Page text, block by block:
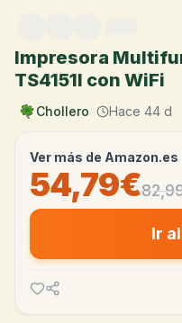
Impresora
TS4151I con WiFi
Chollero Hace 44 d
Ver más de Amazon.es
54,79€
Ir